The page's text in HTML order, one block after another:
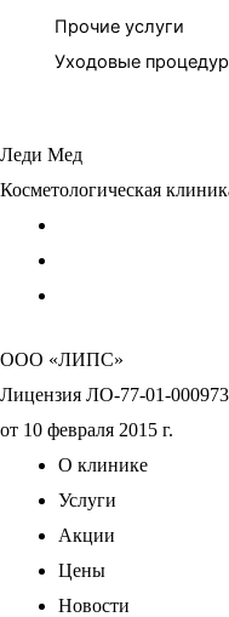
Прочие услуги
Уходовые
Леди Мед
Косметологическая
ООО «ЛИПС»
Лицензия ЛО-77-01-
от 10 февраля 2015 г.
О клинике
Услуги
Акции
Цены
Новости